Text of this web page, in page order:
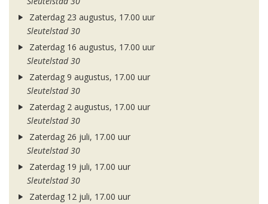
Zaterdag 23 augustus, 17.00 uur
Sleutelstad 30
Zaterdag 16 augustus, 17.00 uur
Sleutelstad 30
Zaterdag 9 augustus, 17.00 uur
Sleutelstad 30
Zaterdag 2 augustus, 17.00 uur
Sleutelstad 30
Zaterdag 26 juli, 17.00 uur
Sleutelstad 30
Zaterdag 19 juli, 17.00 uur
Sleutelstad 30
Zaterdag 12 juli, 17.00 uur